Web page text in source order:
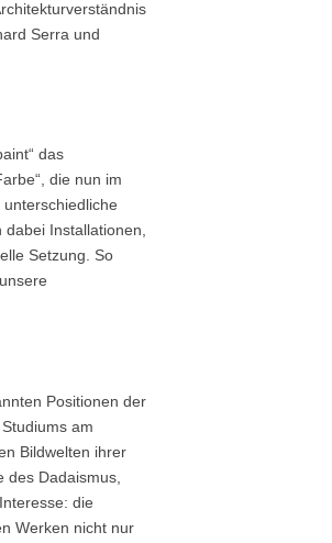
Serra und
das
die nun im
Installationen,
Setzung. So
Positionen der
am
Bildwelten ihrer
des Dadaismus,
die
Werken nicht nur